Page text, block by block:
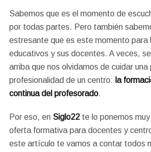
Sabemos que es el momento de
por todas partes. Pero también
estresante que es este momento para
educativos y sus docentes. A veces,
arriba que nos olvidamos de cuidar
profesionalidad de un centro: la
continua del profesorado.
Por eso, en Siglo22 te lo ponemos
oferta formativa para docentes y
este artículo te vamos a contar todos